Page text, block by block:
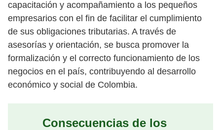
capacitación y acompañamiento a los pequeños
empresarios con el fin de facilitar el cumplimiento
de sus obligaciones tributarias. A través de
asesorías y orientación, se busca promover la
formalización y el correcto funcionamiento de los
negocios en el país, contribuyendo al desarrollo
económico y social de Colombia.
Consecuencias de los